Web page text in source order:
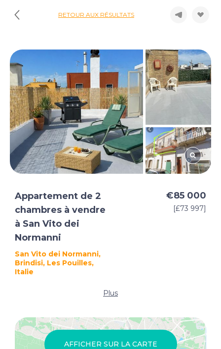
RETOUR AUX RÉSULTATS
Appartement de 2
chambres à vendre
à San Vito dei
Normanni
San Vito dei Normanni,
Brindisi, Les Pouilles,
Italie
€85 000
[£73 997]
Plus
AFFICHER SUR LA CARTE